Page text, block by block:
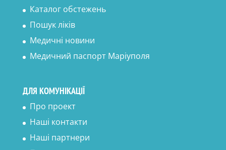
Каталог обстежень
Пошук ліків
Медичні новини
Медичний паспорт Маріуполя
ДЛЯ КОМУНІКАЦІЇ
Про проект
Наші контакти
Наші партнери